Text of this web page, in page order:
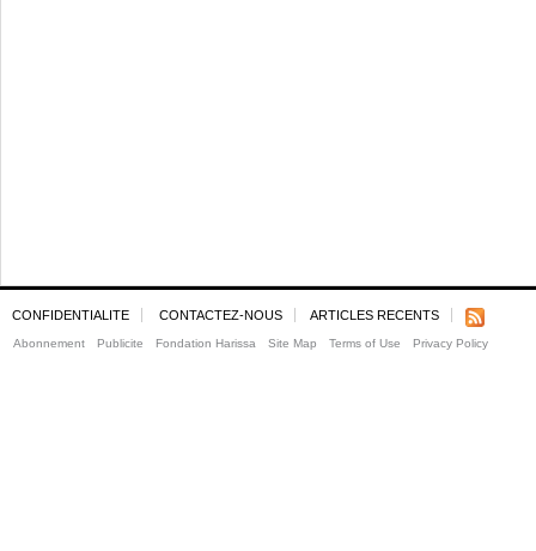
CONFIDENTIALITE CONTACTEZ-NOUS ARTICLES RECENTS
Abonnement Publicite Fondation Harissa Site Map Terms of Use Privacy Policy